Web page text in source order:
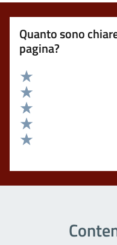
Quanto sono
pagina?
Valuta 5 stelle su 5
Valuta 4 stelle su 5
Valuta 3 stelle su 5
Valuta 2 stelle su 5